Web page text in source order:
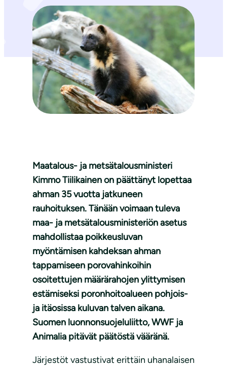
Maatalous- ja metsätalousministeri
Kimmo Tiilikainen on päättänyt lopettaa
ahman 35 vuotta jatkuneen
rauhoituksen. Tänään voimaan tuleva
maa- ja metsätalousministeriön asetus
mahdollistaa poikkeusluvan
myöntämisen kahdeksan ahman
tappamiseen porovahinkoihin
osoitettujen määrärahojen ylittymisen
estämiseksi poronhoitoalueen pohjois-
ja itäosissa kuluvan talven aikana.
Suomen luonnonsuojeluliitto, WWF ja
Animalia pitävät päätöstä vääränä.
Järjestöt vastustivat erittäin uhanalaisen